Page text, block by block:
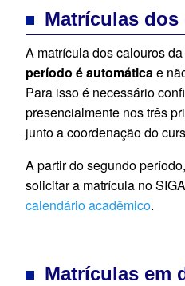
Matrículas
A matrícula dos calouros
período é automáticae
Para isso é necessário
presencialmente nos três
junto a coordenação do
A partir do segundo
solicitar a matrícula no
calendário acadêmico.
Matrículas em